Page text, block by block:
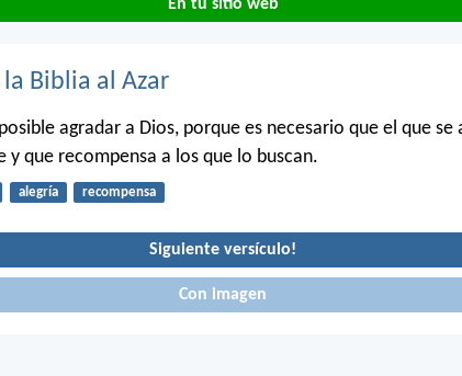
En tu sitio web
Biblia al Azar
agradar a Dios, porque es necesario que el que se
y que recompensa a los que lo buscan.
alegría recompensa
Siguiente versículo!
Con imagen